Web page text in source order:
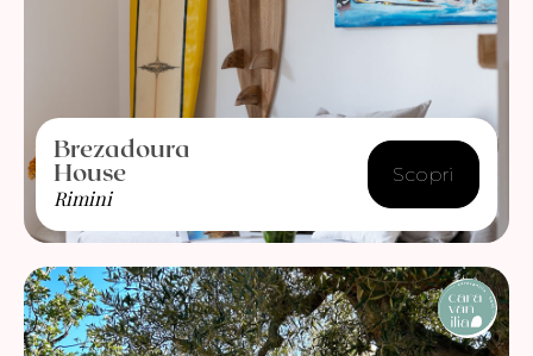
Brezadoura
House
Rimini
Scopri